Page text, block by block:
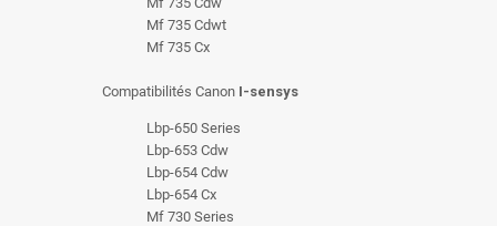
Mf 735 Cdwt
Mf 735 Cx
Compatibilités Canon I-sensys
Lbp-650 Series
Lbp-653 Cdw
Lbp-654 Cdw
Lbp-654 Cx
Mf 730 Series